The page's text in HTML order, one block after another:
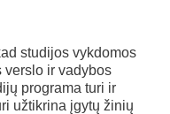
studijos vykdomos
verslo ir vadybos
programa turi ir
užtikrina įgytų žinių